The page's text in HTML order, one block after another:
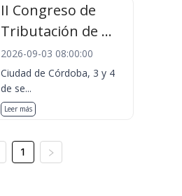
II Congreso de
Tributación de ...
2026-09-03 08:00:00
Ciudad de Córdoba, 3 y 4
de se...
Leer más
1